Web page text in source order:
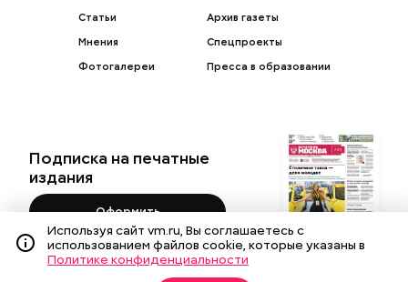
Статьи
Мнения
Фотогалереи
Архив газеты
Спецпроекты
Пресса в образовании
Подписка на печатные
издания
Оформить
Используя сайт vm.ru, Вы соглашаетесь с
использованием файлов cookie, которые указаны в
Политике конфиденциальности